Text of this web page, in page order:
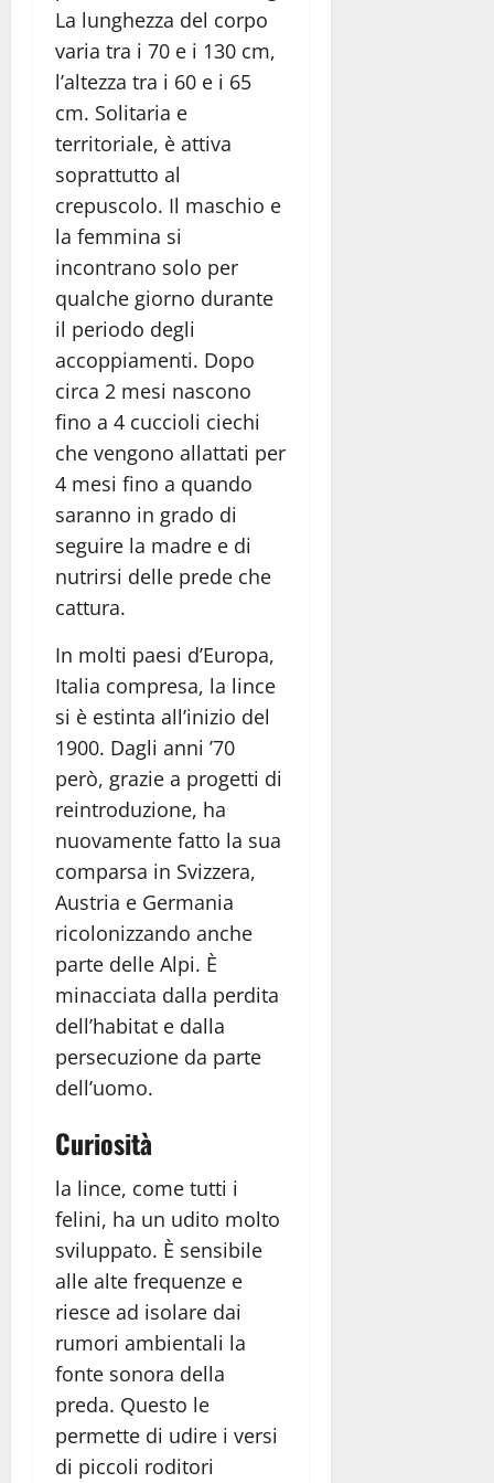
La lunghezza del corpo
varia tra i 70 e i 130 cm,
l’altezza tra i 60 e i 65
cm. Solitaria e
territoriale, è attiva
soprattutto al
crepuscolo. Il maschio e
la femmina si
incontrano solo per
qualche giorno durante
il periodo degli
accoppiamenti. Dopo
circa 2 mesi nascono
fino a 4 cuccioli ciechi
che vengono allattati per
4 mesi fino a quando
saranno in grado di
seguire la madre e di
nutrirsi delle prede che
cattura.
In molti paesi d’Europa,
Italia compresa, la lince
si è estinta all’inizio del
1900. Dagli anni ’70
però, grazie a progetti di
reintroduzione, ha
nuovamente fatto la sua
comparsa in Svizzera,
Austria e Germania
ricolonizzando anche
parte delle Alpi. È
minacciata dalla perdita
dell’habitat e dalla
persecuzione da parte
dell’uomo.
Curiosità
la lince, come tutti i
felini, ha un udito molto
sviluppato. È sensibile
alle alte frequenze e
riesce ad isolare dai
rumori ambientali la
fonte sonora della
preda. Questo le
permette di udire i versi
di piccoli roditori